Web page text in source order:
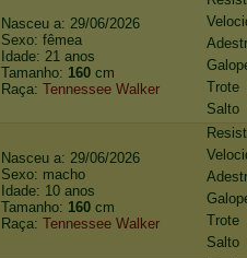
Nasceu a: 29/06/2026
Sexo: fêmea
Idade: 21 anos
Tamanho: 160 cm
Raça: Tennessee Walker
Trote
Salto
Nasceu a: 29/06/2026
Sexo: macho
Idade: 10 anos
Tamanho: 160 cm
Raça: Tennessee Walker
Trote
Salto